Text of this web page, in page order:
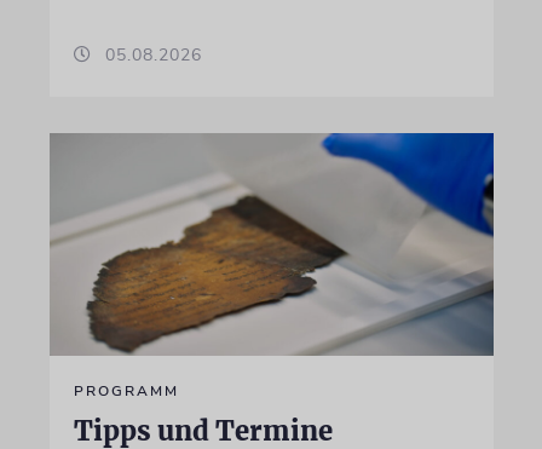
05.08.2026
PROGRAMM
Tipps und Termine